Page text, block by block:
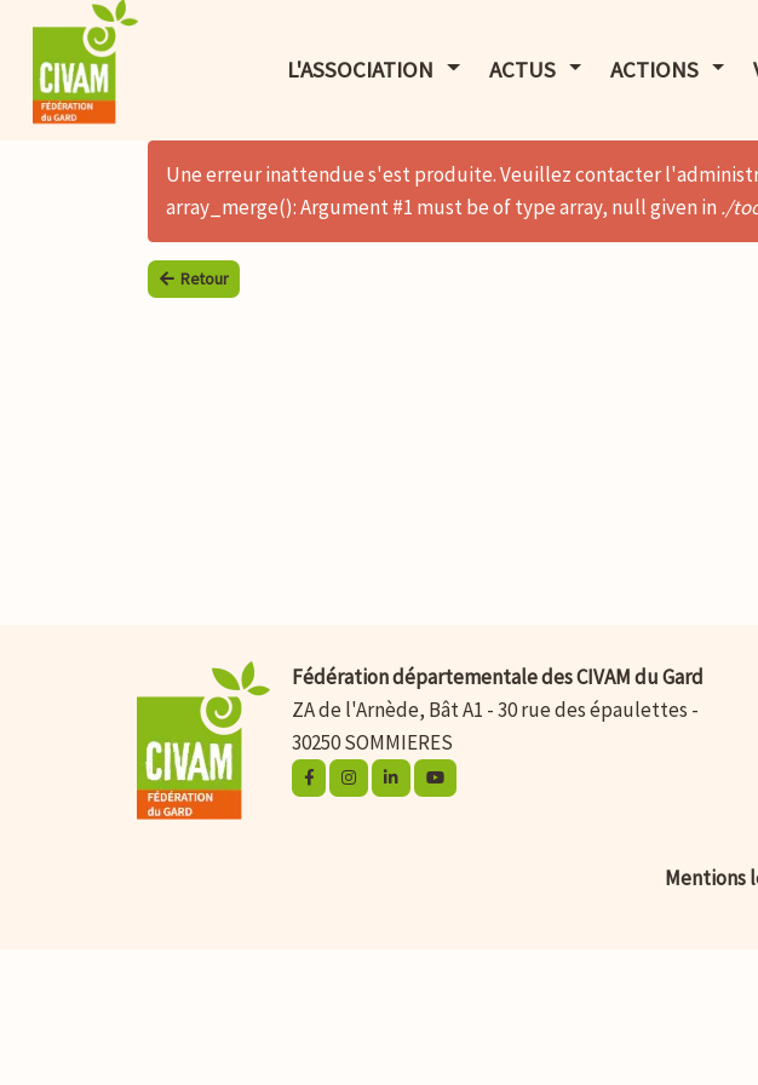
L'ASSOCIATION AFFICHER LE MENU
ACTUS AFFICHER LE MENU
ACTIONS
Une erreur inattendue s'est produite. Veuillez contacter
array_merge(): Argument #1 must be of type array, null given in ./
Retour
Fédération départementale des CIVAM du Gard
ZA de l'Arnède, Bât A1 - 30 rue des épaulettes -
30250 SOMMIERES
Mentions